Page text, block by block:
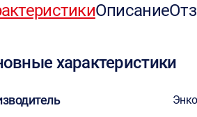
Описание
характеристики